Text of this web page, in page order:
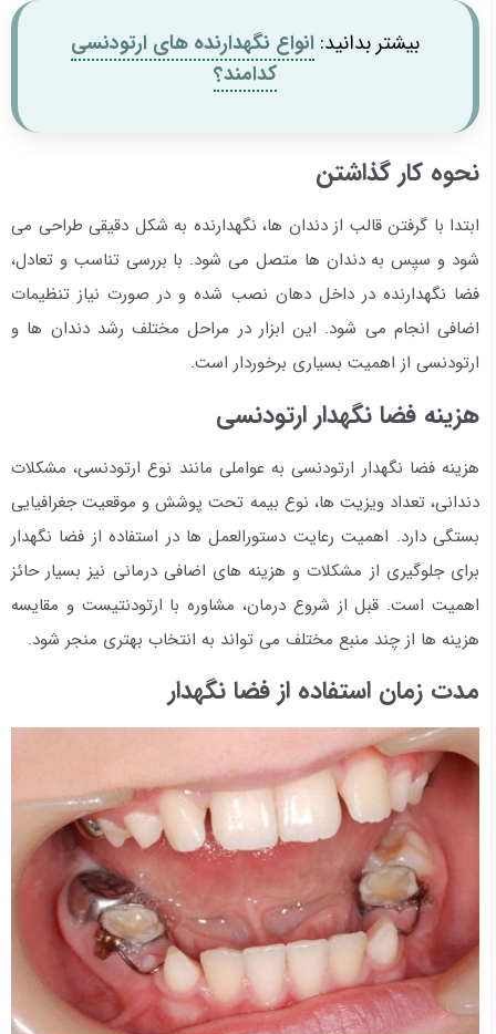
بیشتر بدانید: انواع نگهدارنده های ارتودنسی
کدامند؟
نحوه کار گذاشتن
ابتدا با گرفتن قالب از دندان ها، نگهدارنده به شکل دقیقی طراحی می
شود و سپس به دندان ها متصل می شود. با بررسی تناسب و تعادل،
فضا نگهدارنده در داخل دهان نصب شده و در صورت نیاز تنظیمات
اضافی انجام می شود. این ابزار در مراحل مختلف رشد دندان ها و
ارتودنسی از اهمیت بسیاری برخوردار است.
هزینه فضا نگهدار ارتودنسی
هزینه فضا نگهدار ارتودنسی به عواملی مانند نوع ارتودنسی، مشکلات
دندانی، تعداد ویزیت ها، نوع بیمه تحت پوشش و موقعیت جغرافیایی
بستگی دارد. اهمیت رعایت دستورالعمل ها در استفاده از فضا نگهدار
برای جلوگیری از مشکلات و هزینه های اضافی درمانی نیز بسیار حائز
اهمیت است. قبل از شروع درمان، مشاوره با ارتودنتیست و مقایسه
هزینه ها از چند منبع مختلف می تواند به انتخاب بهتری منجر شود.
مدت زمان استفاده از فضا نگهدار